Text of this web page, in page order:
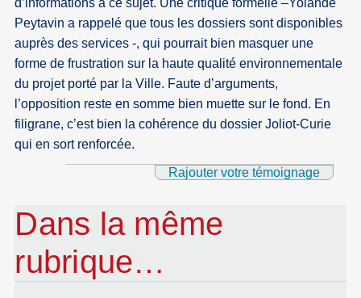
Peytavin a rappelé que tous les dossiers sont disponibles
auprès des services -, qui pourrait bien masquer une
forme de frustration sur la haute qualité environnementale
du projet porté par la Ville. Faute d’arguments,
l’opposition reste en somme bien muette sur le fond. En
filigrane, c’est bien la cohérence du dossier Joliot-Curie
qui en sort renforcée.
Rajouter votre témoignage
Dans la même
rubrique…